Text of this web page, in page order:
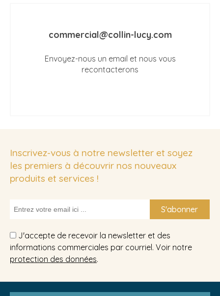
commercial@collin-lucy.com
Envoyez-nous un email et nous vous
recontacterons
Inscrivez-vous à notre newsletter et soyez
les premiers à découvrir nos nouveaux
produits et services !
S'abonner
J'accepte de recevoir la newsletter et des
informations commerciales par courriel. Voir notre
protection des données.